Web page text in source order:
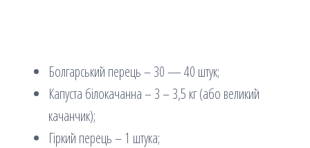
Болгарський перець – 30 — 40 штук;
Капуста білокачанна – 3 – 3,5 кг (або великий
качанчик);
Гіркий перець – 1 штука;